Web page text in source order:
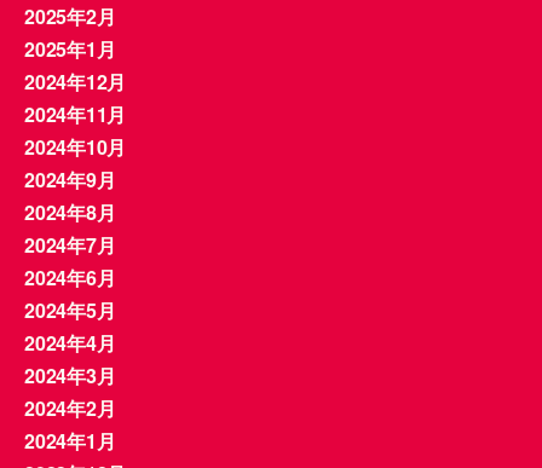
2025年2月
2025年1月
2024年12月
2024年11月
2024年10月
2024年9月
2024年8月
2024年7月
2024年6月
2024年5月
2024年4月
2024年3月
2024年2月
2024年1月